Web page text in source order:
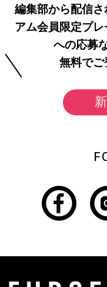
編集部から配信
アム会員限定プ
への応募
無料でご